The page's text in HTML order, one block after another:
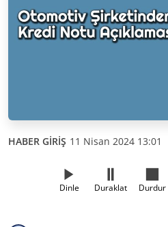
HABER GİRİŞ 11 Nisan 2024 13:01
Dinle Duraklat Durdur